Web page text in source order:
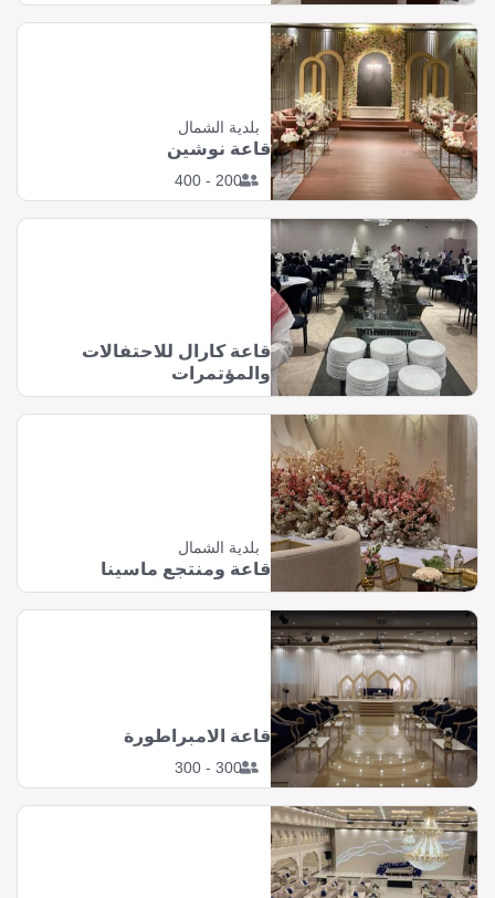
بلدية الشمال
200 - 400
قاعة نوشين
قاعة كارال للاحتفالات
والمؤتمرات
بلدية الشمال
قاعة ومنتجع ماسينا
300 - 300
قاعة الامبراطورة